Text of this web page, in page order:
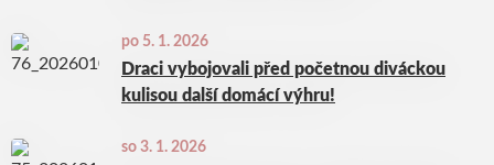
po 5. 1. 2026
Draci vybojovali před početnou diváckou
kulisou další domácí výhru!
so 3. 1. 2026